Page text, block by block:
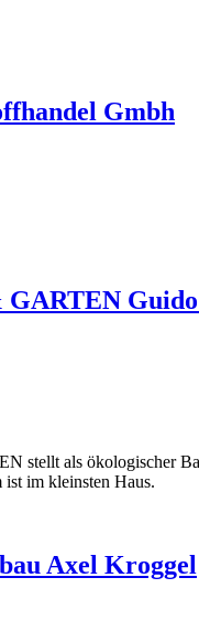
Gmbh
stellt als ökologischer
im kleinsten Haus.
Axel Kroggel